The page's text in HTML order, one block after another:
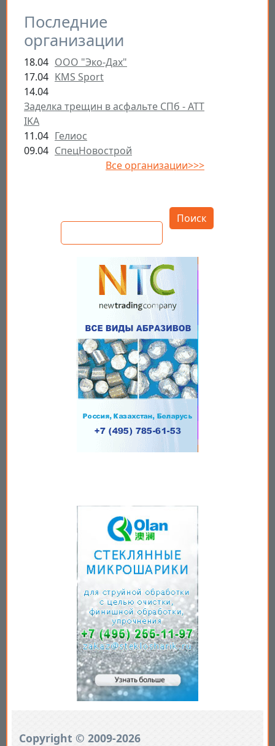
Последние
организации
18.04 ООО "Эко-Дах"
17.04 KMS Sport
14.04
Заделка трещин в асфальте СПб - ATT
IKA
11.04 Гелиос
09.04 СпецНовострой
Все организации>>>
Copyright © 2009-2026